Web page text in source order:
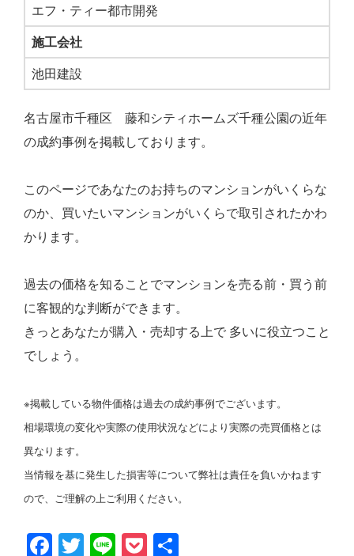
エフ・ティー都市開発
施工会社
池田建設
名古屋市千種区 藤和シティホームズ千種公園の近年
の成約事例を掲載しております。
このページであなたのお持ちのマンションがいくらな
のか、買いたいマンションがいくらで取引されたかわ
かります。
過去の価格を知ることでマンションを売る前・買う前
に客観的な判断ができます。
きっとあなたが購入・売却する上で 多いに役立つこと
でしょう。
※掲載している物件価格は過去の成約事例でございます。
相場環境の変化や実際の使用状況などにより実際の売買価格とは
異なります。
当情報を基に発生した損害等について弊社は責任を負いかねます
ので、ご理解の上ご利用ください。
Facebook
Twitter
LinePocket